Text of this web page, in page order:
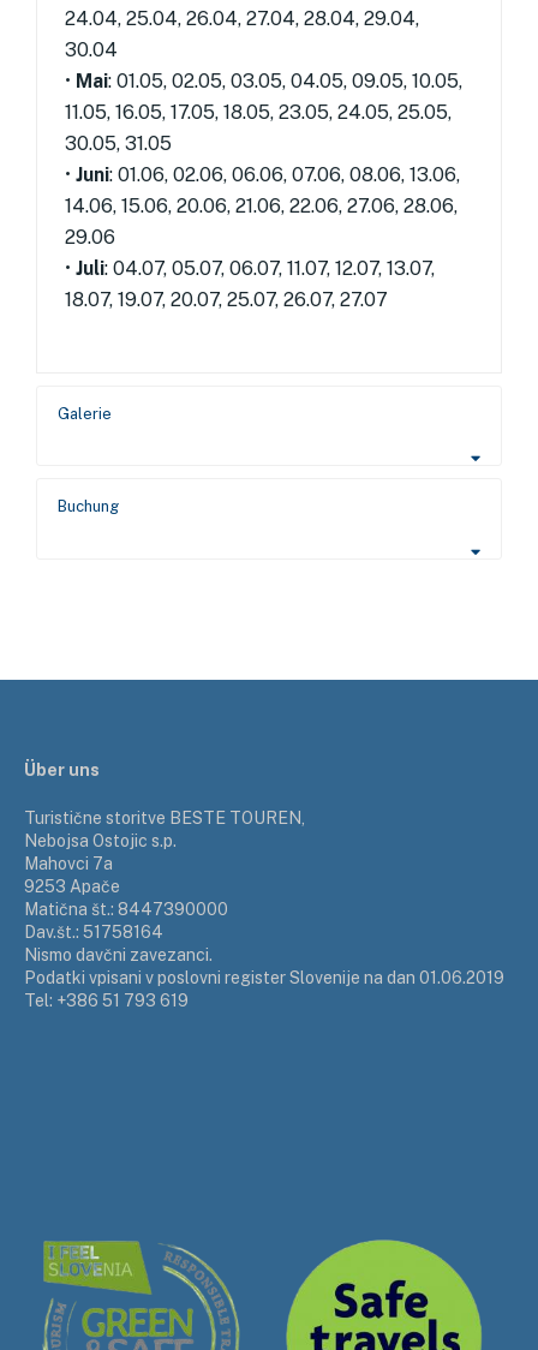
24.04, 25.04, 26.04, 27.04, 28.04, 29.04,
30.04
• Mai: 01.05, 02.05, 03.05, 04.05, 09.05, 10.05,
11.05, 16.05, 17.05, 18.05, 23.05, 24.05, 25.05,
30.05, 31.05
• Juni: 01.06, 02.06, 06.06, 07.06, 08.06, 13.06,
14.06, 15.06, 20.06, 21.06, 22.06, 27.06, 28.06,
29.06
• Juli: 04.07, 05.07, 06.07, 11.07, 12.07, 13.07,
18.07, 19.07, 20.07, 25.07, 26.07, 27.07
Galerie
Buchung
Über uns
Turistične storitve BESTE TOUREN,
Nebojsa Ostojic s.p.
Mahovci 7a
9253 Apače
Matična št.: 8447390000
Dav.št.: 51758164
Nismo davčni zavezanci.
Podatki vpisani v poslovni register Slovenije na dan 01.06.2019
Tel: +386 51 793 619